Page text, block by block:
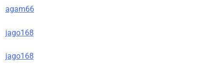
agam66
jago168
jago168